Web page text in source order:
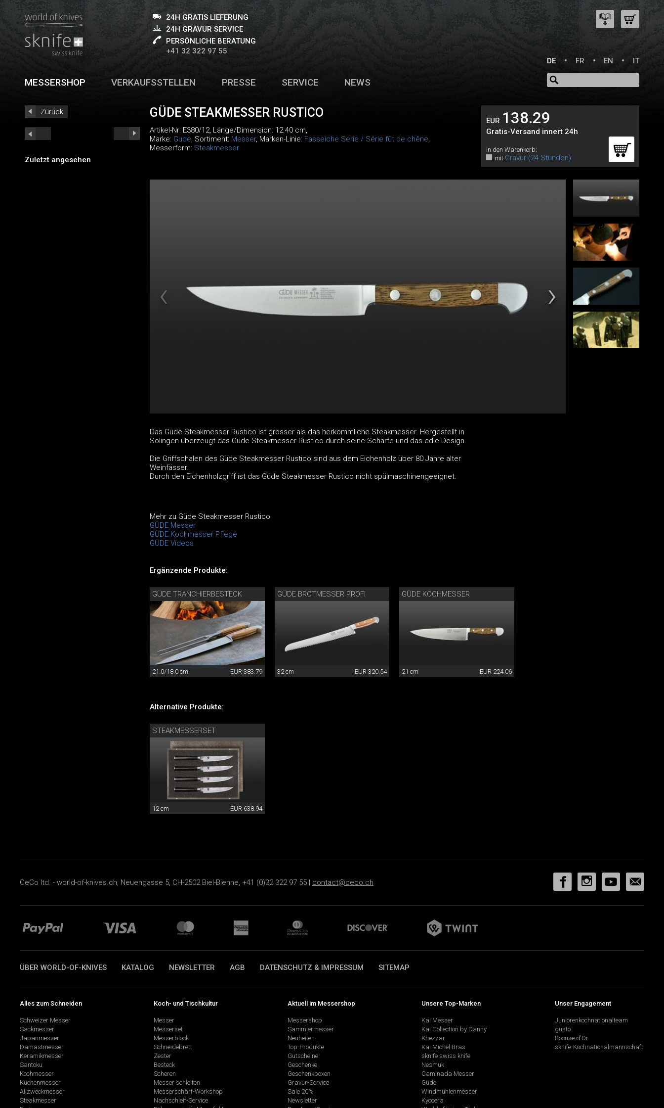
24H GRATIS LIEFERUNG
24H GRAVUR SERVICE
PERSÖNLICHE BERATUNG
+41 32 322 97 55
DE
FR EN IT
MESSERSHOP VERKAUFSSTELLEN PRESSE SERVICE NEWS
Zurück
Zuletzt angesehen
GÜDE STEAKMESSER RUSTICO
Artikel-Nr: E380/12, Länge/Dimension: 12.40 cm,
Marke: Güde, Sortiment: Messer, Marken-Linie: Fasseiche Serie / Série fût de chêne,
Messerform: Steakmesser
EUR 138.29
Gratis-Versand innert 24h
In den Warenkorb:
mit Gravur (24 Stunden)
Das Güde Steakmesser Rustico ist grösser als das herkömmliche Steakmesser. Hergestellt in
Solingen überzeugt das Güde Steakmesser Rustico durch seine Schärfe und das edle Design.
Die Griffschalen des Güde Steakmesser Rustico sind aus dem Eichenholz über 80 Jahre alter
Weinfässer.
Durch den Eichenholzgriff ist das Güde Steakmesser Rustico nicht spülmaschinengeeignet.
Mehr zu Güde Steakmesser Rustico
GÜDE Messer
GÜDE Kochmesser Pflege
GÜDE Videos
Ergänzende Produkte:
GÜDE TRANCHIERBESTECK
21.0/18.0 cm EUR 383.79
GÜDE BROTMESSER PROFI
32 cm EUR 320.54
GÜDE KOCHMESSER
21 cm EUR 224.06
Alternative Produkte:
STEAKMESSERSET
12 cm EUR 638.94
CeCo ltd. - world-of-knives.ch, Neuengasse 5, CH-2502 Biel-Bienne, +41 (0)32 322 97 55 | contact@ceco.ch
ÜBER WORLD-OF-KNIVES KATALOG NEWSLETTER AGB DATENSCHUTZ & IMPRESSUM SITEMAP
Alles zum Schneiden
Schweizer Messer
Sackmesser
Japanmesser
Damastmesser
Keramikmesser
Santoku
Kochmesser
Küchenmesser
Allzweckmesser
Steakmesser
Koch- und Tischkultur
Messer
Messerset
Messerblock
Schneidebrett
Zester
Besteck
Scheren
Messer schleifen
Messerschärf-Workshop
Nachschleif-Service
Aktuell im Messershop
Messershop
Sammlermesser
Neuheiten
Top-Produkte
Gutscheine
Geschenke
Geschenkboxen
Gravur-Service
Sale 20%
Newsletter
Unsere Top-Marken
Kai Messer
Kai Collection by Danny
Khezzar
Kai Michel Bras
sknife swiss knife
Nesmuk
Caminada Messer
Güde
Windmühlenmesser
Kyocera
Unser Engagement
Juniorenkochnationalteam
gusto
Bocuse d'Or
sknife-Kochnationalmannschaft